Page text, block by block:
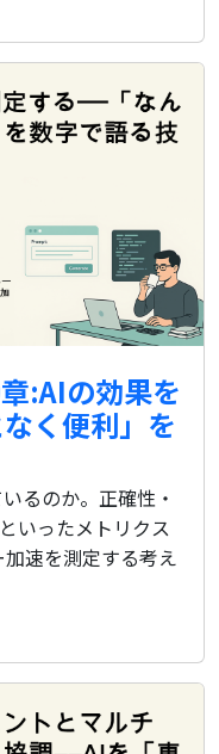
:AIの効果を
く便利」を
るのか。正確性・
いったメトリクス
速を測定する考え